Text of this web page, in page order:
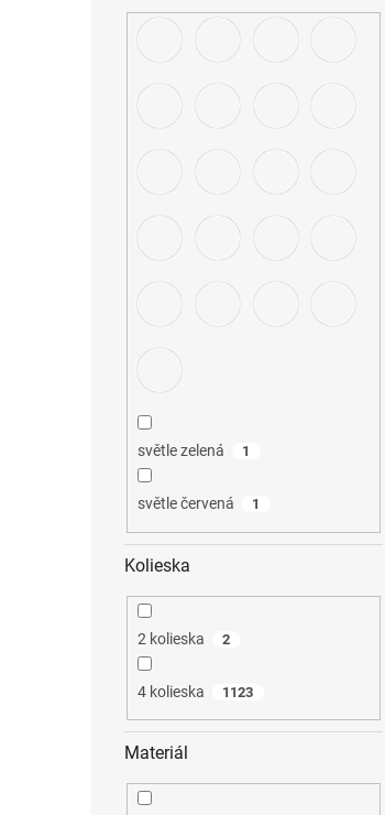
světle zelená 1
světle červená 1
Kolieska
2 kolieska 2
4 kolieska 1123
Materiál